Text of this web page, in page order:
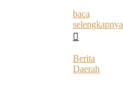
baca
selengkapnya
Berita
Daerah